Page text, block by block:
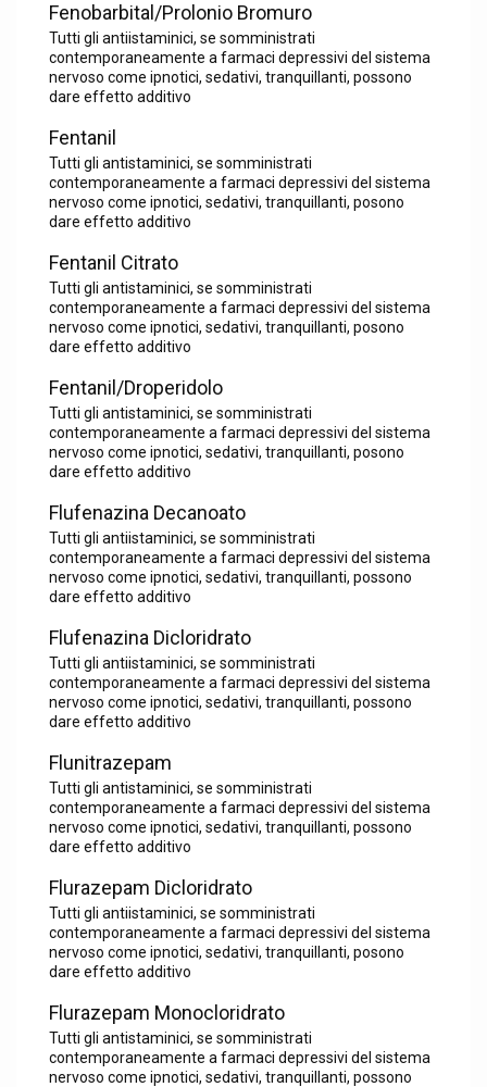
Fenobarbital/Prolonio Bromuro
Tutti gli antiistaminici, se somministrati
contemporaneamente a farmaci depressivi del sistema
nervoso come ipnotici, sedativi, tranquillanti, possono
dare effetto additivo
Fentanil
Tutti gli antistaminici, se somministrati
contemporaneamente a farmaci depressivi del sistema
nervoso come ipnotici, sedativi, tranquillanti, posono
dare effetto additivo
Fentanil Citrato
Tutti gli antistaminici, se somministrati
contemporaneamente a farmaci depressivi del sistema
nervoso come ipnotici, sedativi, tranquillanti, posono
dare effetto additivo
Fentanil/Droperidolo
Tutti gli antistaminici, se somministrati
contemporaneamente a farmaci depressivi del sistema
nervoso come ipnotici, sedativi, tranquillanti, posono
dare effetto additivo
Flufenazina Decanoato
Tutti gli antiistaminici, se somministrati
contemporaneamente a farmaci depressivi del sistema
nervoso come ipnotici, sedativi, tranquillanti, possono
dare effetto additivo
Flufenazina Dicloridrato
Tutti gli antiistaminici, se somministrati
contemporaneamente a farmaci depressivi del sistema
nervoso come ipnotici, sedativi, tranquillanti, possono
dare effetto additivo
Flunitrazepam
Tutti gli antistaminici, se somministrati
contemporaneamente a farmaci depressivi del sistema
nervoso come ipnotici, sedativi, tranquillanti, possono
dare effetto additivo
Flurazepam Dicloridrato
Tutti gli antiistaminici, se somministrati
contemporaneamente a farmaci depressivi del sistema
nervoso come ipnotici, sedativi, tranquillanti, posono
dare effetto additivo
Flurazepam Monocloridrato
Tutti gli antistaminici, se somministrati
contemporaneamente a farmaci depressivi del sistema
nervoso come ipnotici, sedativi, tranquillanti, possono